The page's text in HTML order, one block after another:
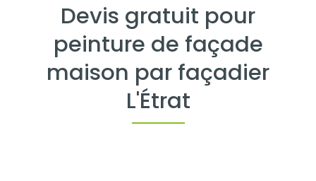
Devis gratuit pour
peinture de façade
maison par façadier
L'Étrat